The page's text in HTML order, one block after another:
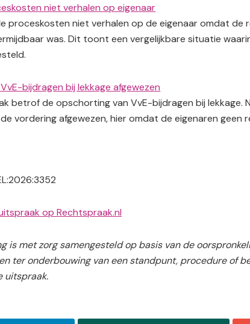
niet verhalen op eigenaar
proceskosten niet verhalen op de eigenaar omdat
was. Dit toont een vergelijkbare situatie
bijdragen bij lekkage afgewezen
betrof de opschorting van VvE-bijdragen bij lekkage.
vordering afgewezen, hier omdat de eigenaren
op Rechtspraak.nl
is met zorg samengesteld op basis van de
ter onderbouwing van een standpunt, procedure of
uitspraak.